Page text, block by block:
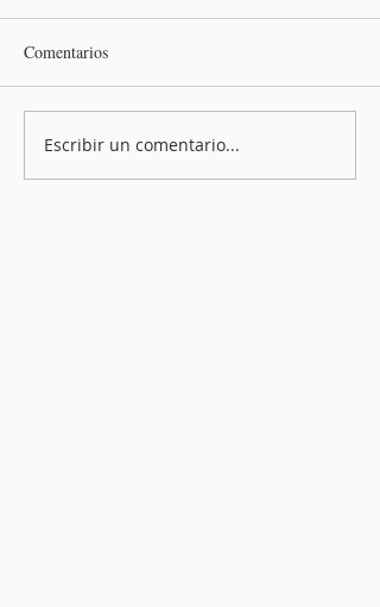
Comentarios
Escribir un comentario...